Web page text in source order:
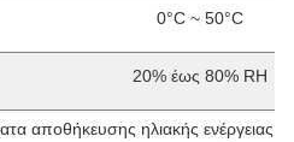
0°C ~ 50°C
20% έως 80% RH
αποθήκευσης ηλιακής ενέργειας,